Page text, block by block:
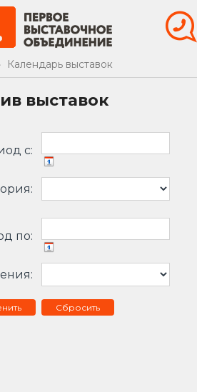
Календарь выставок
выставок
c:
по:
Сбросить